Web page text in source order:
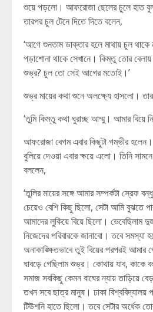
শুয়ে পড়লো। আফরোজা ছেলের চুলে হাত
তারপর চুল টেনে দিতে দিতে বলেন,
‘আগে শুনতাম ডাক্তার হলে মাথায় চুল
পড়াশোনা থাকে সেখানে। কিম্তু তোর বেলায়
শুভ্র? চুল তো সেই আগের মতোই।’
শুভ্র মায়ের কথা শুনে অলক্ষ্যে হাসলো।
‘তুমি কিম্তু কথা ঘুরাচ্ছ আম্মু। আমার বিয়ে
আফরোজা বেগম এবার কিছুটা গম্ভীর
বুলিয়ে দেওয়া এবার ক্ষয়ে এলো। তিনি
বললেন,
‘তুলির মায়ের সঙ্গে আমার সম্পর্কটা স্রেফ
চেয়েও বেশি কিছু ছিলো, সেটা আমি বুঝতে
আমাদের লুকিয়ে বিয়ে ছিলো। ভেবেছিলাম
নিজেদের পরিবারকে জানাবো। তবে
অনাকাঙ্ক্ষিতভাবে তুই বিয়ের পরপরই
ঘাবড়ে গেছিলাম শুভ্র। কোথায় যাব, কাকে
সমাজ সবকিছু কেমন বাঘের ন্যায় তাড়িয়ে
তখন সবে ছাত্র মানুষ। ঢাকা বিশ্ববিদ্যালয়
টিউশনি হাতে ছিলো। তবে সেটার অর্ধেক